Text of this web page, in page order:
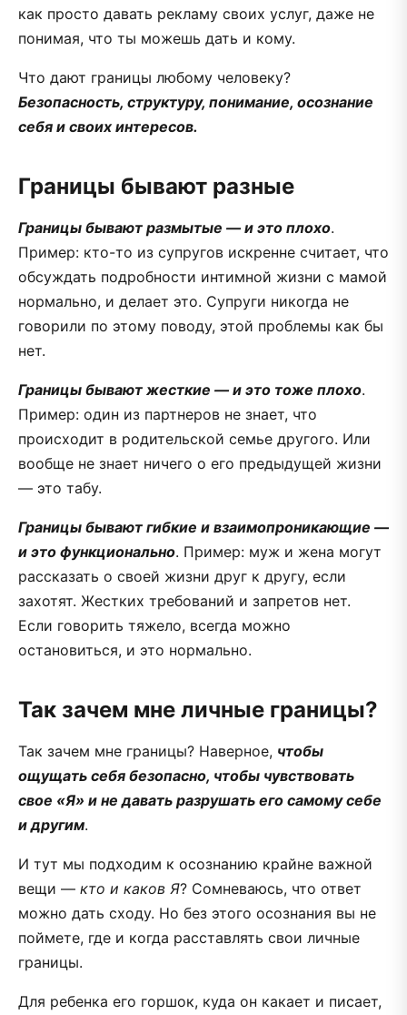
как просто давать рекламу своих услуг, даже не
понимая, что ты можешь дать и кому.
Что дают границы любому человеку?
Безопасность, структуру, понимание, осознание
себя и своих интересов.
Границы бывают разные
Границы бывают размытые — и это плохо.
Пример: кто-то из супругов искренне считает, что
обсуждать подробности интимной жизни с мамой
нормально, и делает это. Супруги никогда не
говорили по этому поводу, этой проблемы как бы
нет.
Границы бывают жесткие — и это тоже плохо.
Пример: один из партнеров не знает, что
происходит в родительской семье другого. Или
вообще не знает ничего о его предыдущей жизни
— это табу.
Границы бывают гибкие и взаимопроникающие —
и это функционально. Пример: муж и жена могут
рассказать о своей жизни друг к другу, если
захотят. Жестких требований и запретов нет.
Если говорить тяжело, всегда можно
остановиться, и это нормально.
Так зачем мне личные границы?
Так зачем мне границы? Наверное, чтобы
ощущать себя безопасно, чтобы чувствовать
свое «Я» и не давать разрушать его самому себе
и другим.
И тут мы подходим к осознанию крайне важной
вещи — кто и каков Я? Сомневаюсь, что ответ
можно дать сходу. Но без этого осознания вы не
поймете, где и когда расставлять свои личные
границы.
Для ребенка его горшок, куда он какает и писает,